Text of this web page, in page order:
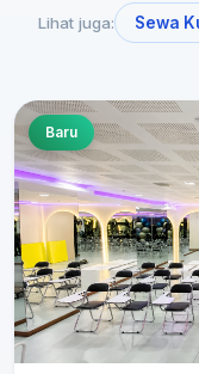
Lihat juga: Sewa
Baru